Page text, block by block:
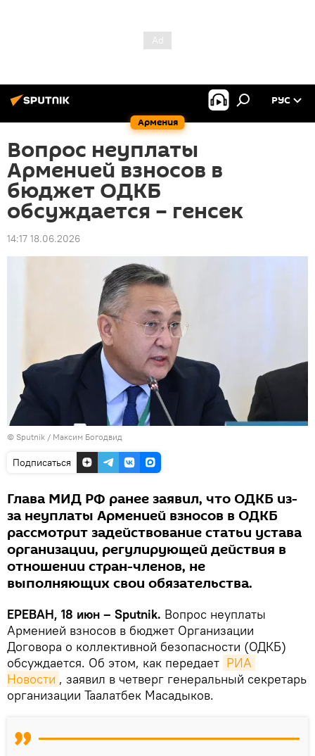
Армения
РУС
Вопрос неуплаты
Арменией взносов в
бюджет ОДКБ
обсуждается – генсек
14:17 18.06.2026
© Sputnik / Максим Богодвид
Подписаться
Глава МИД РФ ранее заявил, что ОДКБ из-
за неуплаты Арменией взносов в ОДКБ
рассмотрит задействование статьи устава
организации, регулирующей действия в
отношении стран-членов, не
выполняющих свои обязательства.
ЕРЕВАН, 18 июн – Sputnik. Вопрос неуплаты
Арменией взносов в бюджет Организации
Договора о коллективной безопасности (ОДКБ)
обсуждается. Об этом, как передает РИА
Новости , заявил в четверг генеральный секретарь
организации Таалатбек Масадыков.